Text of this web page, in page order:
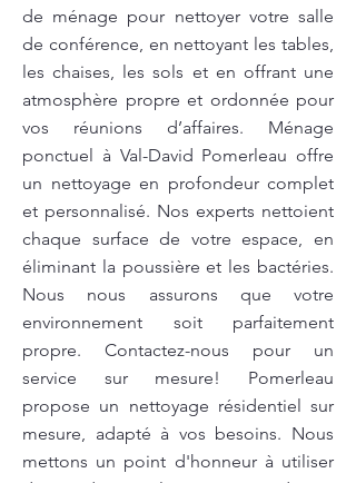
de ménage pour nettoyer votre salle
de conférence, en nettoyant les tables,
les chaises, les sols et en offrant une
atmosphère propre et ordonnée pour
vos réunions d’affaires. Ménage
ponctuel à Val-David Pomerleau offre
un nettoyage en profondeur complet
et personnalisé. Nos experts nettoient
chaque surface de votre espace, en
éliminant la poussière et les bactéries.
Nous nous assurons que votre
environnement soit parfaitement
propre. Contactez-nous pour un
service sur mesure! Pomerleau
propose un nettoyage résidentiel sur
mesure, adapté à vos besoins. Nous
mettons un point d'honneur à utiliser